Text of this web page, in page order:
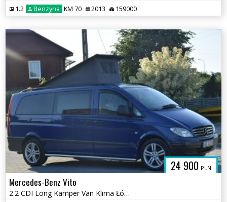
1.2 Benzyna KM 70 2013 159000
24 900 PLN
Mercedes-Benz Vito
2.2 CDI Long Kamper Van Klima Łóżko 4 Osobowy 2 KPL KÓŁ Sprowadzony